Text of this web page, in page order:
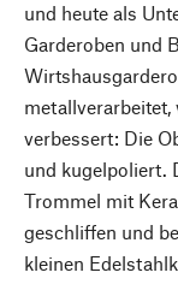
und heute als
Garderoben und
verbessert: Die
und kugelpoliert.
Trommel mit
geschliffen und
kleinen